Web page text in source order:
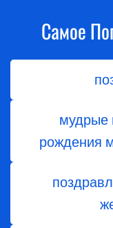
Самое
мудрые
рождения